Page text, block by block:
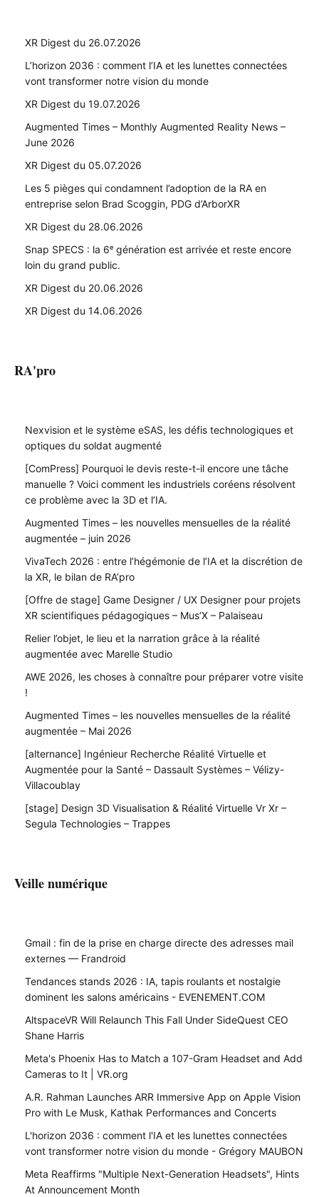
XR Digest du 26.07.2026
L’horizon 2036 : comment l’IA et les lunettes connectées
vont transformer notre vision du monde
XR Digest du 19.07.2026
Augmented Times – Monthly Augmented Reality News –
June 2026
XR Digest du 05.07.2026
Les 5 pièges qui condamnent l’adoption de la RA en
entreprise selon Brad Scoggin, PDG d’ArborXR
XR Digest du 28.06.2026
Snap SPECS : la 6ᵉ génération est arrivée et reste encore
loin du grand public.
XR Digest du 20.06.2026
XR Digest du 14.06.2026
RA'pro
Nexvision et le système eSAS, les défis technologiques et
optiques du soldat augmenté
[ComPress] Pourquoi le devis reste-t-il encore une tâche
manuelle ? Voici comment les industriels coréens résolvent
ce problème avec la 3D et l’IA.
Augmented Times – les nouvelles mensuelles de la réalité
augmentée – juin 2026
VivaTech 2026 : entre l’hégémonie de l’IA et la discrétion de
la XR, le bilan de RA’pro
[Offre de stage] Game Designer / UX Designer pour projets
XR scientifiques pédagogiques – Mus’X – Palaiseau
Relier l’objet, le lieu et la narration grâce à la réalité
augmentée avec Marelle Studio
AWE 2026, les choses à connaître pour préparer votre visite
!
Augmented Times – les nouvelles mensuelles de la réalité
augmentée – Mai 2026
[alternance] Ingénieur Recherche Réalité Virtuelle et
Augmentée pour la Santé – Dassault Systèmes – Vélizy-
Villacoublay
[stage] Design 3D Visualisation & Réalité Virtuelle Vr Xr –
Segula Technologies – Trappes
Veille numérique
Gmail : fin de la prise en charge directe des adresses mail
externes — Frandroid
Tendances stands 2026 : IA, tapis roulants et nostalgie
dominent les salons américains - EVENEMENT.COM
AltspaceVR Will Relaunch This Fall Under SideQuest CEO
Shane Harris
Meta's Phoenix Has to Match a 107-Gram Headset and Add
Cameras to It | VR.org
A.R. Rahman Launches ARR Immersive App on Apple Vision
Pro with Le Musk, Kathak Performances and Concerts
L'horizon 2036 : comment l'IA et les lunettes connectées
vont transformer notre vision du monde - Grégory MAUBON
Meta Reaffirms "Multiple Next-Generation Headsets", Hints
At Announcement Month